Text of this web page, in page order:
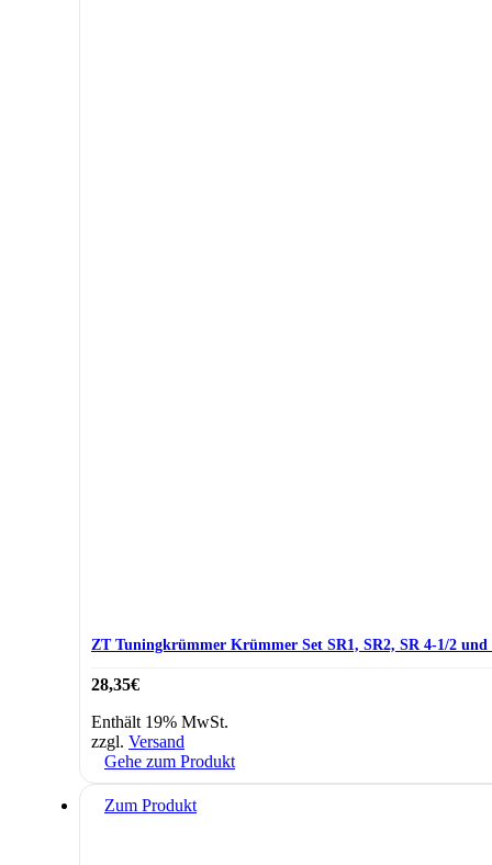
ZT Tuningkrümmer Krümmer Set SR1, SR2, SR 4-1/2 und
28,35€
Enthält 19% MwSt.
zzgl. Versand
Gehe zum Produkt
Zum Produkt